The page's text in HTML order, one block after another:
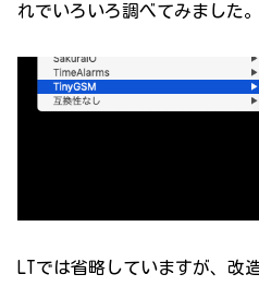
れでいろいろ調べてみました。
LTでは省略していますが、改